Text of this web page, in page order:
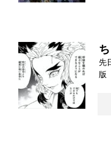
先
版